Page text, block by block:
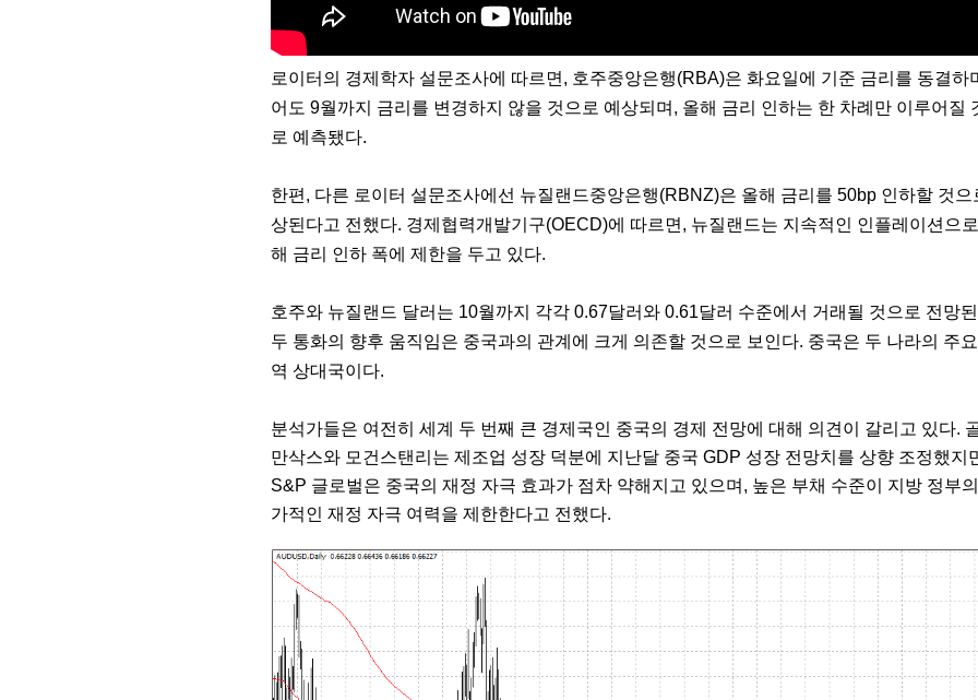
로이터의 경제학자 설문조사에 따르면, 호주중앙은행(RBA)은 화요일에 기준 금리를 동결하
어도 9월까지 금리를 변경하지 않을 것으로 예상되며, 올해 금리 인하는 한 차례만 이루어질
로 예측됐다.
한편, 다른 로이터 설문조사에선 뉴질랜드중앙은행(RBNZ)은 올해 금리를 50bp 인하할 것으
상된다고 전했다. 경제협력개발기구(OECD)에 따르면, 뉴질랜드는 지속적인 인플레이션으
해 금리 인하 폭에 제한을 두고 있다.
호주와 뉴질랜드 달러는 10월까지 각각 0.67달러와 0.61달러 수준에서 거래될 것으로 전망
두 통화의 향후 움직임은 중국과의 관계에 크게 의존할 것으로 보인다. 중국은 두 나라의 주
역 상대국이다.
분석가들은 여전히 세계 두 번째 큰 경제국인 중국의 경제 전망에 대해 의견이 갈리고 있다.
만삭스와 모건스탠리는 제조업 성장 덕분에 지난달 중국 GDP 성장 전망치를 상향 조정했지
S&P 글로벌은 중국의 재정 자극 효과가 점차 약해지고 있으며, 높은 부채 수준이 지방 정부
가적인 재정 자극 여력을 제한한다고 전했다.